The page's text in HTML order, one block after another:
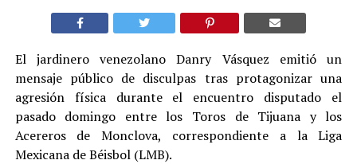
El jardinero venezolano Danry Vásquez emitió un
mensaje público de disculpas tras protagonizar una
agresión física durante el encuentro disputado el
pasado domingo entre los Toros de Tijuana y los
Acereros de Monclova, correspondiente a la Liga
Mexicana de Béisbol (LMB).